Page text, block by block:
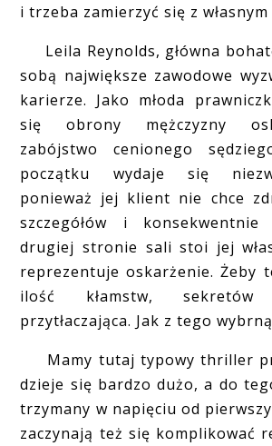
i trzeba zamierzyć się z
Leila Reynolds, główna
sobą największe zawodowe
karierze. Jako młoda
się obrony mężczyzny
zabójstwo cenionego
początku wydaje się
ponieważ jej klient nie chce
szczegółów i
drugiej stronie sali stoi jej
reprezentuje oskarżenie. Żeby
ilość kłamstw,
przytłaczająca. Jak z tego
Mamy tutaj typowy thriller
dzieje się bardzo dużo, a do
trzymany w napięciu od
zaczynają też się komplikować